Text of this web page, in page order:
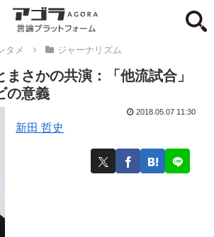
タメ ジャーナリズム
さかの共演：「他流試合」
の意義
新田 哲史
2018.05.07 11:30